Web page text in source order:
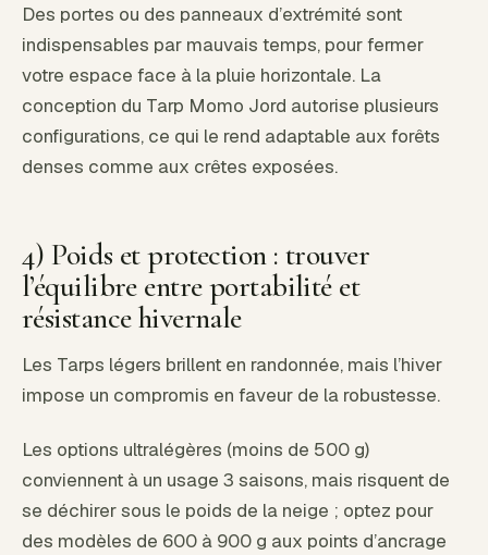
Des portes ou des panneaux d’extrémité sont
indispensables par mauvais temps, pour fermer
votre espace face à la pluie horizontale. La
conception du Tarp Momo Jord autorise plusieurs
configurations, ce qui le rend adaptable aux forêts
denses comme aux crêtes exposées.
4) Poids et protection : trouver
l’équilibre entre portabilité et
résistance hivernale
Les Tarps légers brillent en randonnée, mais l’hiver
impose un compromis en faveur de la robustesse.
Les options ultralégères (moins de 500 g)
conviennent à un usage 3 saisons, mais risquent de
se déchirer sous le poids de la neige ; optez pour
des modèles de 600 à 900 g aux points d’ancrage